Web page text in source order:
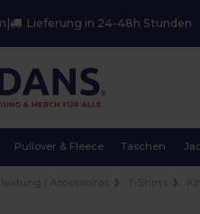
Lieferung in 24-48h Stunden
Pullover & Fleece Taschen